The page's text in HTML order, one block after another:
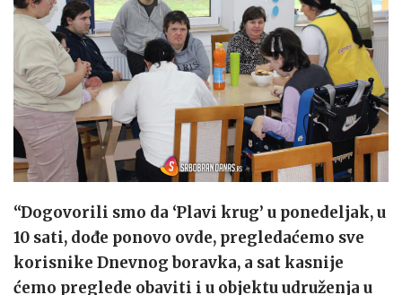
“Dogovorili smo da ‘Plavi krug’ u ponedeljak, u
10 sati, dođe ponovo ovde, pregledaćemo sve
korisnike Dnevnog boravka, a sat kasnije
ćemo preglede obaviti i u objektu udruženja u